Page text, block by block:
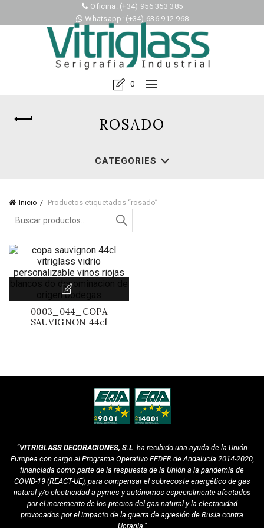
Oficina: (+34) 956 353 385
Whatsapp: (+34) 636 912 968
0
ROSADO
CATEGORIES
Inicio Productos etiquetados “rosado”
for:
0003_044_COPA
SAUVIGNON 44cl
"VITRIGLASS DECORACIONES, S.L. ha recibido una ayuda de la Unión
Europea con cargo al Programa Operativo FEDER de Andalucía 2014-2020,
financiada como parte de la respuesta de la Unión a la pandemia de
COVID-19 (REACT-UE), para compensar el sobrecoste energético de gas
natural y/o electricidad a pymes y autónomos especialmente afectados
por el incremento de los precios del gas natural y la electricidad
provocados por el impacto de la guerra de agresión de Rusia contra
Ucrania."